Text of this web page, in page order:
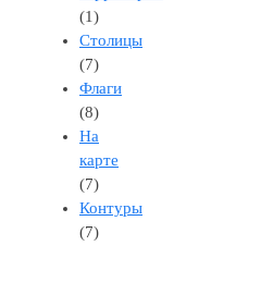
(1)
Столицы
(7)
Флаги
(8)
На
карте
(7)
Контуры
(7)